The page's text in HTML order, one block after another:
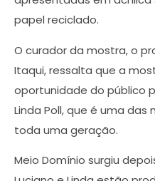
papel reciclado.
O curador da mostra, o
Itaqui, ressalta que a
oportunidade do público
Linda Poll, que é uma
toda uma geração.
Meio Domínio surgiu